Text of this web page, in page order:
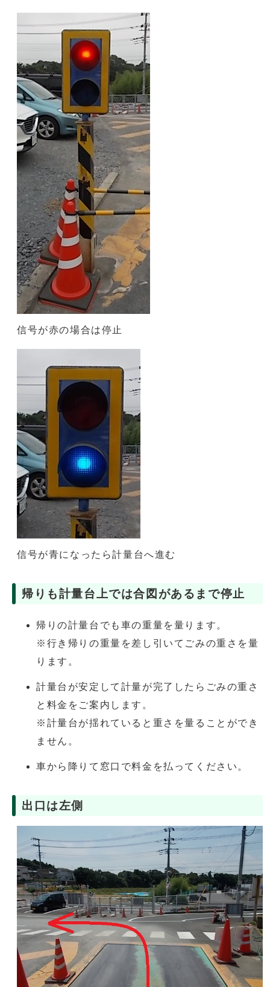
信号が赤の場合は停止
信号が青になったら計量台へ進む
帰りも計量台上では合図があるまで停止
帰りの計量台でも車の重量を量ります。
※行き帰りの重量を差し引いてごみの重さを量
ります。
計量台が安定して計量が完了したらごみの重さ
と料金をご案内します。
※計量台が揺れていると重さを量ることができ
ません。
車から降りて窓口で料金を払ってください。
出口は左側